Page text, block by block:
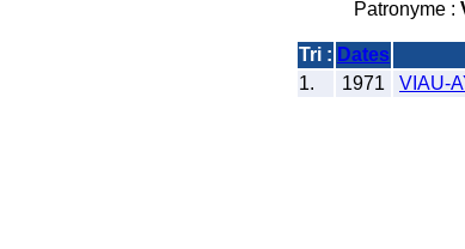
Patronyme :
Tri : Dates
1.
1971 VIAU-